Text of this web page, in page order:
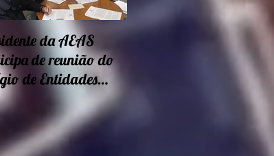
da AEAS
de reunião do
de Entidades
Encontros sobre Eficiência
sustentabilidade seguem